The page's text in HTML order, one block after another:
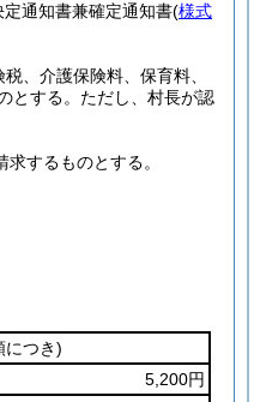
通知書兼確定通知書(様式
、介護保険料、保育料、
とする。 ただし、村長が認
求するものとする。
につき)
5,200円